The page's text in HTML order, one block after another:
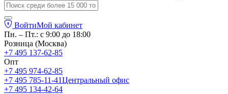
ВойтиМой кабинет
Пн. – Пт.: с 9:00 до 18:00
Розница (Москва)
+7 495 137-62-85
Опт
+7 495 974-62-85
+7 495 785-11-41Центральный офис
+7 495 134-42-64